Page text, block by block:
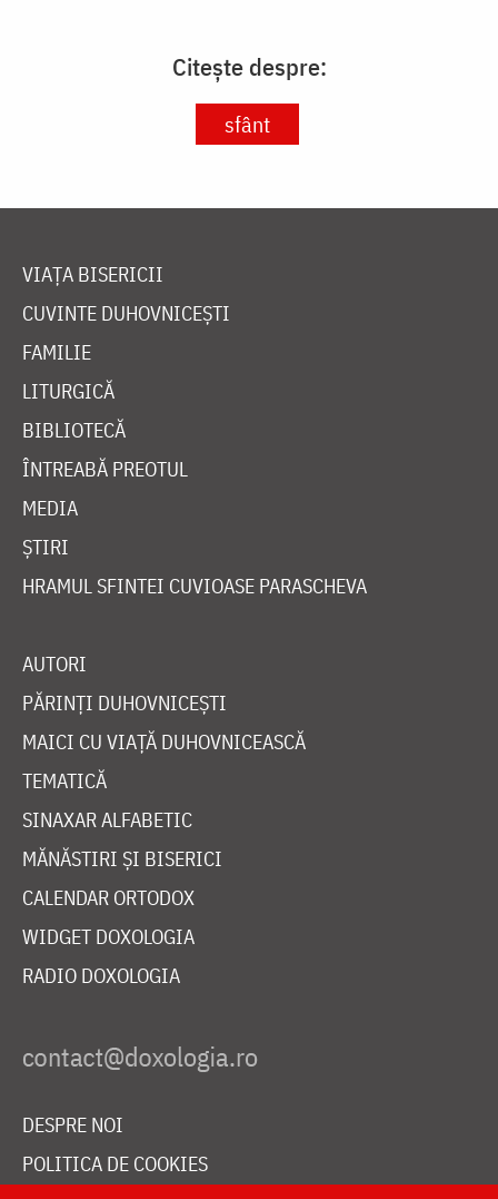
Citește despre:
sfânt
VIAȚA BISERICII
CUVINTE DUHOVNICEȘTI
FAMILIE
LITURGICĂ
BIBLIOTECĂ
ÎNTREABĂ PREOTUL
MEDIA
ȘTIRI
HRAMUL SFINTEI CUVIOASE PARASCHEVA
AUTORI
PĂRINȚI DUHOVNICEȘTI
MAICI CU VIAȚĂ DUHOVNICEASCĂ
TEMATICĂ
SINAXAR ALFABETIC
MĂNĂSTIRI ȘI BISERICI
CALENDAR ORTODOX
WIDGET DOXOLOGIA
RADIO DOXOLOGIA
DESPRE NOI
POLITICA DE COOKIES